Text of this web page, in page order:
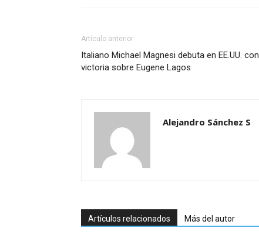
Artículo anterior
Italiano Michael Magnesi debuta en EE.UU. con
victoria sobre Eugene Lagos
Alejandro Sánchez S
Artículos relacionados Más del autor